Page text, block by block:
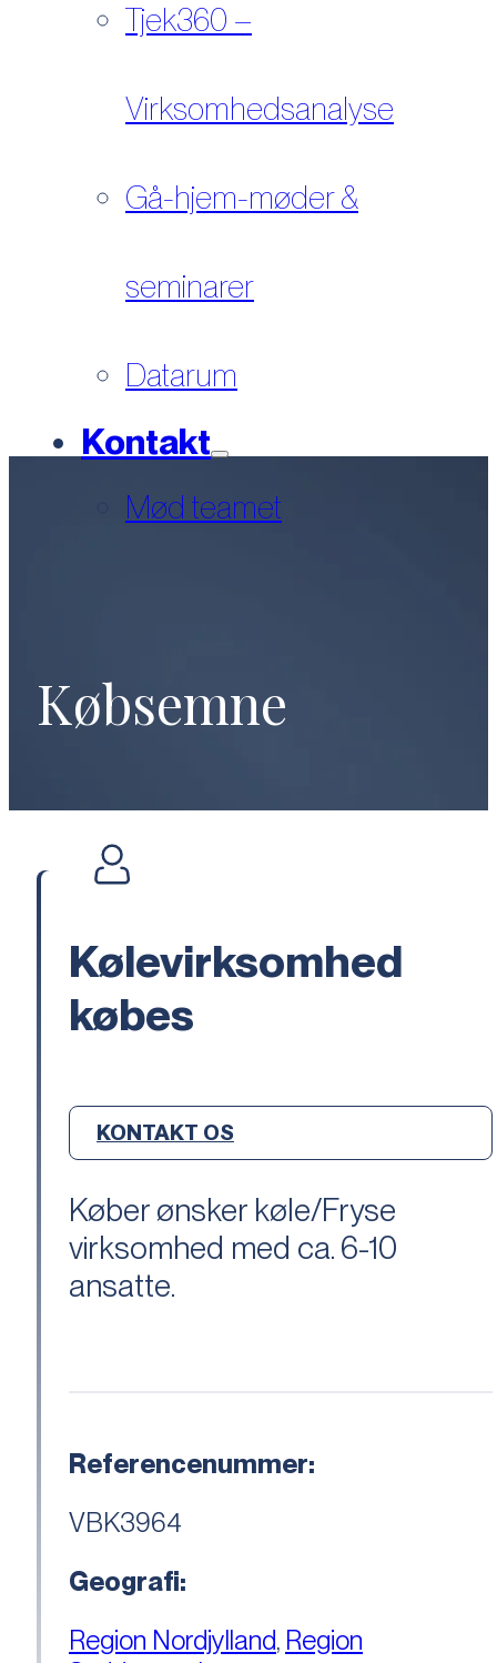
Tjek360 –
Virksomhedsanalyse
Gå-hjem-møder &
seminarer
Datarum
Kontakt
Mød teamet
Købsemne
Kølevirksomhed
købes
KONTAKT OS
Køber ønsker køle/Fryse
virksomhed med ca. 6-10
ansatte.
Referencenummer:
VBK3964
Geografi:
Region Nordjylland, Region